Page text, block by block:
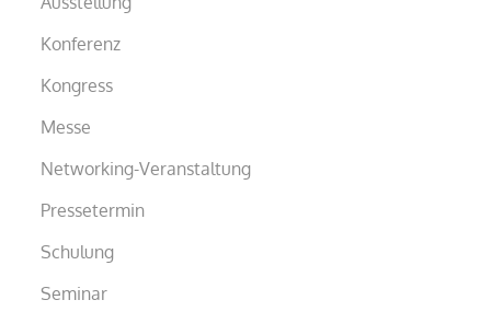
Konferenz
Kongress
Messe
Networking-Veranstaltung
Pressetermin
Schulung
Seminar